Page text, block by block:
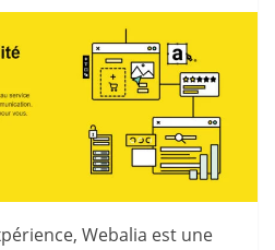
Webalia est une